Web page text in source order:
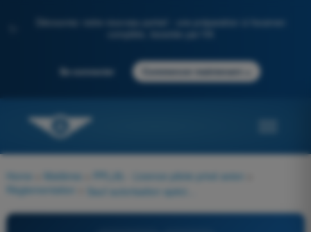
Découvrez notre nouveau portail : une préparation à l'examen
Se connecter Commencer maintenant
Home Matières PPL(A) - Licence pilote privé avion
Règlementation